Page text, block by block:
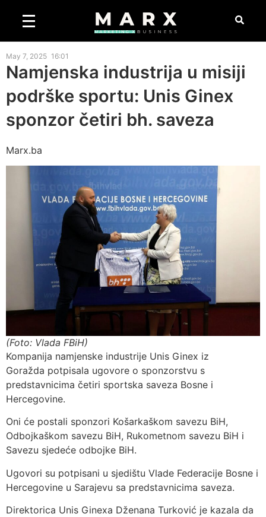
May 7, 2025 16:01
Namjenska industrija u misiji
podrške sportu: Unis Ginex
sponzor četiri bh. saveza
Marx.ba
(Foto: Vlada FBiH)
Kompanija namjenske industrije Unis Ginex iz
Goražda potpisala ugovore o sponzorstvu s
predstavnicima četiri sportska saveza Bosne i
Hercegovine.
Oni će postali sponzori Košarkaškom savezu BiH,
Odbojkaškom savezu BiH, Rukometnom savezu BiH i
Savezu sjedeće odbojke BiH.
Ugovori su potpisani u sjedištu Vlade Federacije Bosne i
Hercegovine u Sarajevu sa predstavnicima saveza.
Direktorica Unis Ginexa Dženana Turković je kazala da